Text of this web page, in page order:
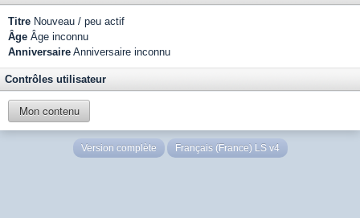
Titre Nouveau / peu actif
Âge Âge inconnu
Anniversaire Anniversaire inconnu
Contrôles utilisateur
Mon contenu
Version complète Français (France) LS v4